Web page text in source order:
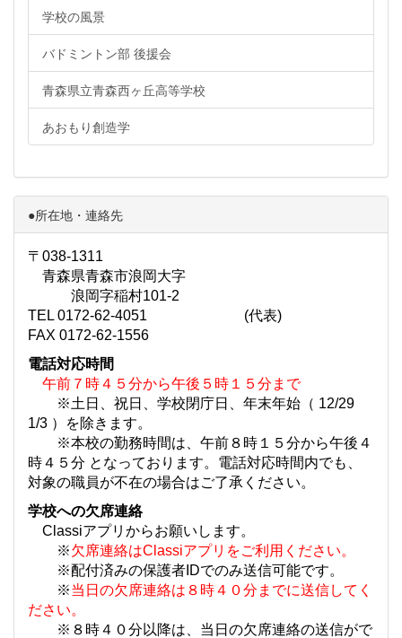
学校の風景
バドミントン部 後援会
青森県立青森西ヶ丘高等学校
あおもり創造学
●所在地・連絡先
〒038-1311
青森県青森市浪岡大字
浪岡字稲村101-2
TEL 0172-62-4051 (代表)
FAX 0172-62-1556
電話対応時間
午前７時４５分から午後５時１５分まで
※土日、祝日、学校閉庁日、年末年始（ 12/29
1/3 ）を除きます。
※本校の勤務時間は、午前８時１５分から午後４
時４５分 となっております。電話対応時間内でも、
対象の職員が不在の場合はご了承ください。
学校への欠席連絡
Classiアプリからお願いします。
※欠席連絡はClassiアプリをご利用ください。
※配付済みの保護者IDでのみ送信可能です。
※当日の欠席連絡は８時４０分までに送信してく
ださい。
※８時４０分以降は、当日の欠席連絡の送信がで